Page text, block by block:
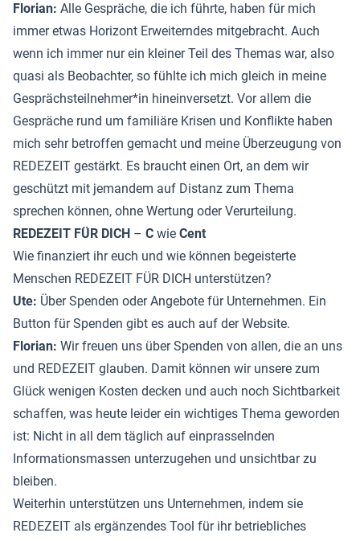
Florian: Alle Gespräche, die ich führte, haben für mich
immer etwas Horizont Erweiterndes mitgebracht. Auch
wenn ich immer nur ein kleiner Teil des Themas war, also
quasi als Beobachter, so fühlte ich mich gleich in meine
Gesprächsteilnehmer*in hineinversetzt. Vor allem die
Gespräche rund um familiäre Krisen und Konflikte haben
mich sehr betroffen gemacht und meine Überzeugung von
REDEZEIT gestärkt. Es braucht einen Ort, an dem wir
geschützt mit jemandem auf Distanz zum Thema
sprechen können, ohne Wertung oder Verurteilung.
REDEZEIT FÜR DICH – C wie Cent
Wie finanziert ihr euch und wie können begeisterte
Menschen REDEZEIT FÜR DICH unterstützen?
Ute: Über Spenden oder Angebote für Unternehmen. Ein
Button für Spenden gibt es auch auf der Website.
Florian: Wir freuen uns über Spenden von allen, die an uns
und REDEZEIT glauben. Damit können wir unsere zum
Glück wenigen Kosten decken und auch noch Sichtbarkeit
schaffen, was heute leider ein wichtiges Thema geworden
ist: Nicht in all dem täglich auf einprasselnden
Informationsmassen unterzugehen und unsichtbar zu
bleiben.
Weiterhin unterstützen uns Unternehmen, indem sie
REDEZEIT als ergänzendes Tool für ihr betriebliches